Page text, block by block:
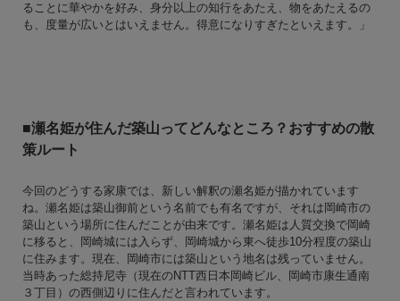
ることに華やかを好み、身分以上の知行をあたえ、物をあたえるの
も、度量が広いとはいえません。得意になりすぎたといえます。」
■瀬名姫が住んだ築山ってどんなところ？おすすめの散
策ルート
今回のどうする家康では、新しい解釈の瀬名姫が描かれています
ね。瀬名姫は築山御前という名前でも有名ですが、それは岡崎市の
築山という場所に住んだことが由来です。瀬名姫は人質交換で岡崎
に移ると、岡崎城には入らず、岡崎城から東へ徒歩10分程度の築山
に住みます。現在、岡崎市には築山という地名は残っていません。
当時あった総持尼寺（現在のNTT西日本岡崎ビル、岡崎市康生通南
３丁目）の西側辺りに住んだと言われています。